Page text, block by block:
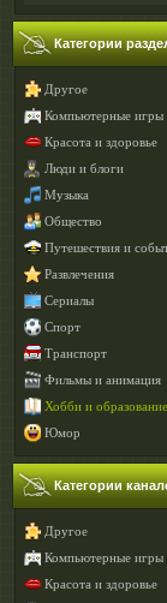
Категории
Другое
Компьютерные игры
Красота и здоровье
Люди и блоги
Музыка
Общество
Путешествия и
Развлечения
Сериалы
Спорт
Транспорт
Фильмы и анимация
Хобби и образование
Юмор
Категории
Другое
Компьютерные игры
Красота и здоровье